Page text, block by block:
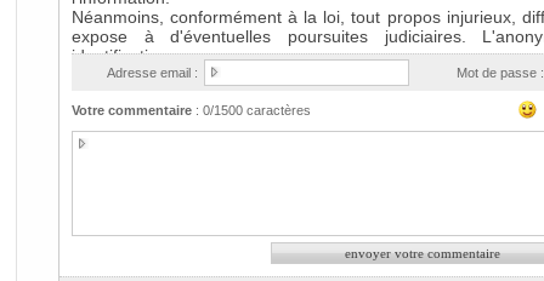
Adresse email : Mot de passe :
Votre commentaire: 0/1500 caractères